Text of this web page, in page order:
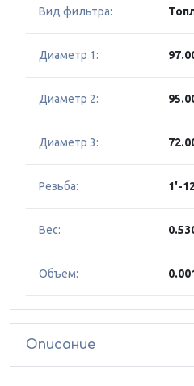
Вид фильтра:
Диаметр 1:
Диаметр 2:
Диаметр 3:
Резьба: 1'-
Вес:
Объём:
Описание